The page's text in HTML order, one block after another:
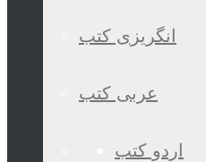
انگریزی کتب
عربی کتب
اردو کتب